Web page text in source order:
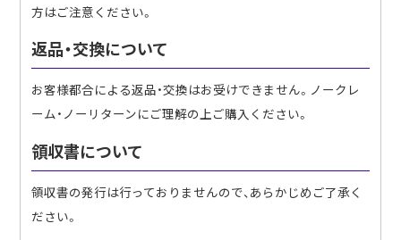
方はご注意ください。
返品・交換について
お客様都合による返品・交換はお受けできません。ノークレ
ーム・ノーリターンにご理解の上ご購入ください。
領収書について
領収書の発行は行っておりませんので、あらかじめご了承く
ださい。